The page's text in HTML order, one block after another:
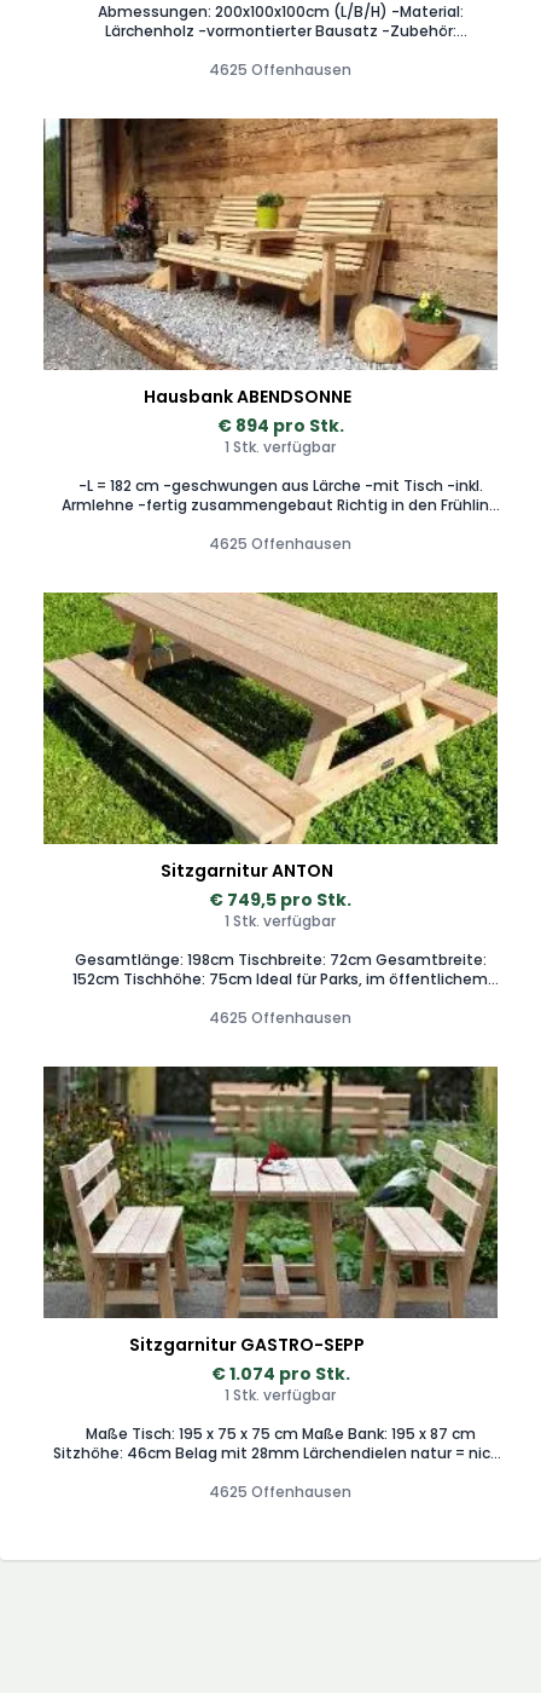
Abmessungen: 200x100x100cm (L/B/H) -Material:
Lärchenholz -vormontierter Bausatz -Zubehör:
möglich
4625 Offenhausen
Hausbank ABENDSONNE
€ 894 pro Stk.
1 Stk. verfügbar
-L = 182 cm -geschwungen aus Lärche -mit Tisch -inkl.
Armlehne -fertig zusammengebaut Richtig in den Frühling
sind Entspannungsorte und Treffpunkte zugleich.
4625 Offenhausen
Sitzgarnitur ANTON
€ 749,5 pro Stk.
1 Stk. verfügbar
Gesamtlänge: 198cm Tischbreite: 72cm Gesamtbreite:
152cm Tischhöhe: 75cm Ideal für Parks, im öffentlichem
dem Tisch verschraubt und bleiben daher an Ort und Stelle.
4625 Offenhausen
Sitzgarnitur GASTRO-SEPP
€ 1.074 pro Stk.
1 Stk. verfügbar
Maße Tisch: 195 x 75 x 75 cm Maße Bank: 195 x 87 cm
Sitzhöhe: 46cm Belag mit 28mm Lärchendielen natur = nicht
Bauweise - fertig zusammengebaut, Garnitur (1 Tisch und 2
4625 Offenhausen